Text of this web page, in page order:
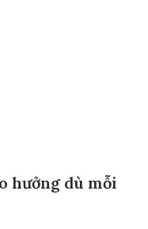
hưởng dù mỗi